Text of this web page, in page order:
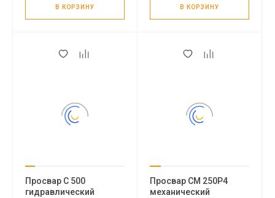
В КОРЗИНУ В КОРЗИНУ
Просвар С 500
гидравлический
Просвар СМ 250Р4
механический